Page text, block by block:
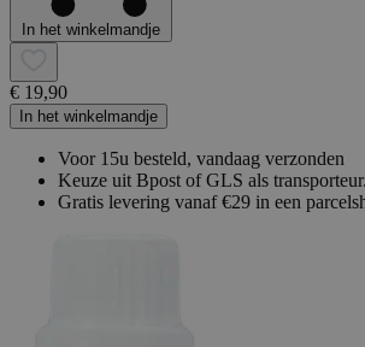
In het winkelmandje
€ 19,90
In het winkelmandje
Voor 15u besteld, vandaag verzonden
Keuze uit Bpost of GLS als transporteur.
Gratis levering vanaf €29 in een